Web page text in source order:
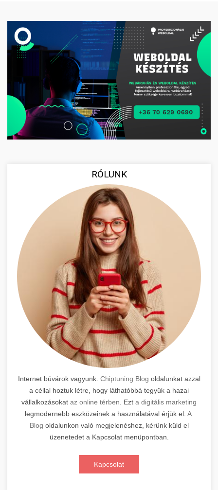
RÓLUNK
Internet búvárok vagyunk. Chiptuning Blog oldalunkat azzal
a céllal hoztuk létre, hogy láthatóbbá tegyük a hazai
vállalkozásokat az online térben . Ezt a digitális marketing
legmodernebb eszközeinek a használatával érjük el. A
Blog oldalunkon való megjelenéshez, kérünk küld el
üzenetedet a Kapcsolat menüpontban.
Kapcsolat